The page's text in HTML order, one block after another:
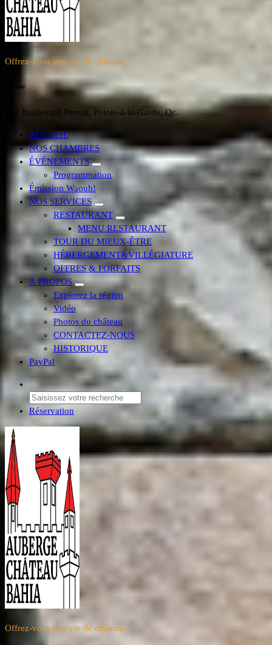
Offrez-vous une vie de château
Adresse
152 Boulevard Perron, Pointe-à-la-Garde, Qc.
ACCUEIL
NOS CHAMBRES
ÉVÉNEMENTS
Programmation
Émission Waouh!
NOS SERVICES
RESTAURANT
MENU RESTAURANT
TOUR DU MIEUX-ÊTRE
HÉBERGEMENT&VILLÉGIATURE
OFFRES & FORFAITS
À PROPOS
Explorez la région
Vidéo
Photos du château
CONTACTEZ-NOUS
HISTORIQUE
PayPal
Réservation
Offrez-vous une vie de château